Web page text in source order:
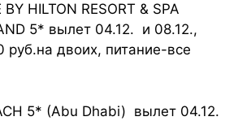
BY HILTON RESORT & SPA
5* вылет 04.12. и 08.12.,
руб.на двоих, питание-все
5* (Abu Dhabi) вылет 04.12.